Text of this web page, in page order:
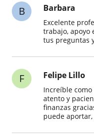
B Barbara
Excelente
trabajo, apoyo
tus preguntas
F Felipe Lillo
Increíble
atento y
finanzas
puede